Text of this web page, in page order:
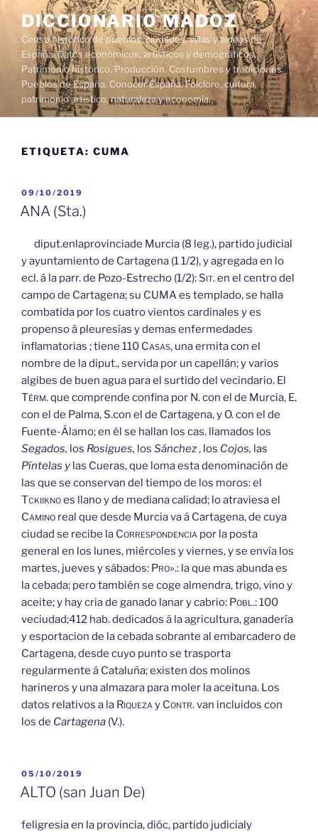
contenido
DICCIONARIO MADOZ
Censo histórico de pueblos, ciudades, villas y aldeas de
España. Datos económicos, artísticos y demográficos.
Patrimonio histórico. Producción. Costumbres y tradiciones.
Pueblos de España. Conocer España. Folclore, cultura,
patrimonio artístico, naturaleza y economía.
ETIQUETA: CUMA
PUBLICADO
EL
09/10/2019
ANA (Sta.)
diput.enlaprovinciade Murcia (8 leg.), partido judicial
y ayuntamiento de Cartagena (1 1/2), y agregada en lo
ecl. á la parr. de Pozo-Estrecho (1/2): Sit.en el centro del
campo de Cartagena; su CUMA es templado, se halla
combatida por los cuatro vientos cardinales y es
propenso á pleuresías y demas enfermedades
inflamatorias ; tiene 110 Casas, una ermita con el
nombre de la diput., servida por un capellán; y varios
algibes de buen agua para el surtido del vecindario. El
Térm.que comprende confina por N. con el de Murcia, E.
con el de Palma, S.con el de Cartagena, y O. con el de
Fuente-Álamo; en él se hallan los cas. llamados los
Segados, los Rosigues, los Sánchez, los Cojos, las
Píntelas y las Cueras, que loma esta denominación de
las que se conservan del tiempo de los moros: el
Tckiiknoes llano y de mediana calidad; lo atraviesa el
Camino real que desde Murcia va á Cartagena, de cuya
ciudad se recibe la Correspondencia por la posta
general en los lunes, miércoles y viernes, y se envía los
martes, jueves y sábados: Pro».: la que mas abunda es
la cebada; pero también se coge almendra, trigo, vino y
aceite; y hay cria de ganado lanar y cabrio: Pobl.:100
veciudad;412 hab. dedicados á la agricultura, ganadería
y esportacion de la cebada sobrante al embarcadero de
Cartagena, desde cuyo punto se trasporta
regularmente á Cataluña; existen dos molinos
harineros y una almazara para moler la aceituna. Los
datos relativos a la Riquezay Contr.van incluidos con
los de Cartagena (V.).
PUBLICADO
EL
05/10/2019
ALTO (san Juan De)
feligresia en la provincia, dióc, partido judicialy